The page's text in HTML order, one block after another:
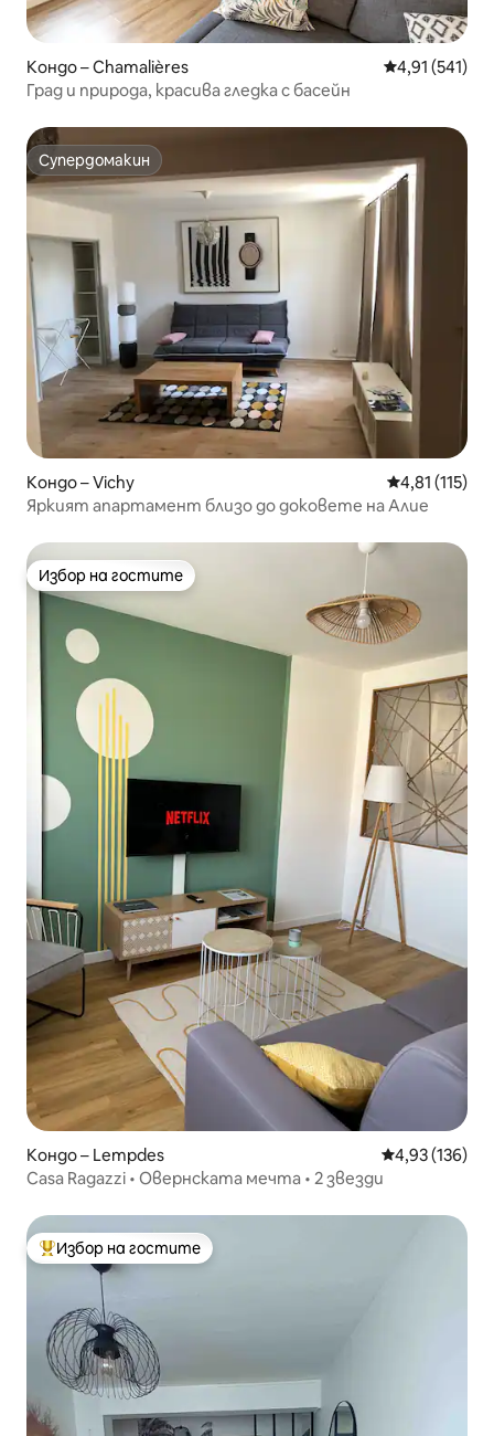
Кондо – Chamalières Средна
4,91 (541)
Град и природа, красива гледка с басейн
Супердомакин
Супердомакин
Кондо – Vichy Средна
4,81 (115)
Яркият апартамент близо до доковете на Алие
Избор на гостите
Избор на гостите
Кондо – Lempdes Средна
4,93 (136)
Casa Ragazzi • Овернската мечта • 2 звезди
Най-популярен избор на гостите
Избор на гостите